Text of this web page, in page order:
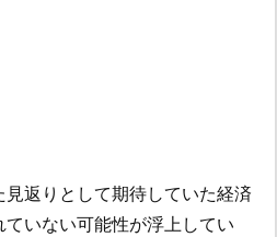
返りとして期待していた経済
いない可能性が浮上してい